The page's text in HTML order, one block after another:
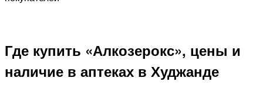
Где купить «Алкозерокс», цены и
наличие в аптеках в Худжанде